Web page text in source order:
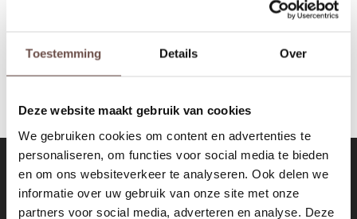
Toestemming Details Over
Deze website maakt gebruik van cookies
We gebruiken cookies om content en advertenties te
personaliseren, om functies voor social media te bieden
en om ons websiteverkeer te analyseren. Ook delen we
informatie over uw gebruik van onze site met onze
partners voor social media, adverteren en analyse. Deze
T-shirts
Accessoires
Rokken
Tassen
Joggers
Pullovers
Schoenen
Accessoires
Geen producten gevonden!...
Nieuwsbrief
Ontvang de laatste updates, nieuws en aanbiedingen via email